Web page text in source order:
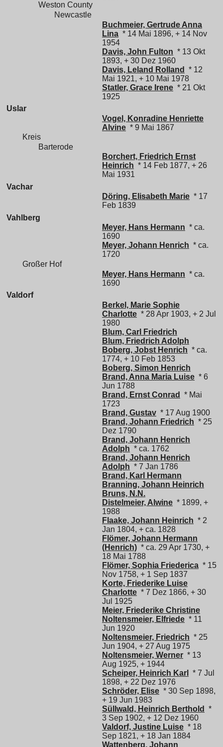
Weston County
Newcastle
Buchmeier, Gertrude Anna
Lina * 14 Mai 1896, + 14 Nov
1954
Davis, John Fulton * 13 Okt
1893, + 30 Dez 1960
Davis, Leland Rolland
* 12
Mai 1921, + 10 Mai 1978
Statler, Grace Irene * 21 Okt
1925
Uslar
Vogel, Konradine Henriette
Alvine * 9 Mai 1867
Kreis
Barterode
Borchert, Friedrich Ernst
Heinrich * 14 Feb 1877, + 26
Mai 1931
Vachar
Döring, Elisabeth Marie * 17
Feb 1839
Vahlberg
Meyer, Hans Hermann * ca.
1690
Meyer, Johann Henrich * ca.
1720
Großer Hof
Meyer, Hans Hermann * ca.
1690
Valdorf
Berkel, Marie Sophie
Charlotte * 28 Apr 1903, + 2 Jul
1980
Blum, Carl Friedrich
Blum, Friedrich Adolph
Boberg, Jobst Henrich * ca.
1774, + 10 Feb 1853
Boberg, Simon Henrich
Brand, Anna Maria Luise * 6
Jun 1788
Brand, Ernst Conrad
* Mai
1723
Brand, Gustav * 17 Aug 1900
Brand, Johann Friedrich * 25
Dez 1790
Brand, Johann Henrich
Adolph * ca. 1762
Brand, Johann Henrich
Adolph * 7 Jan 1786
Brand, Karl Hermann
Branning, Johann Heinrich
Bruns, N.N.
Distelmeier, Alwine * 1899, +
1988
Flaake, Johann Heinrich * 2
Jan 1804, + ca. 1828
Flömer, Johann Hermann
(Henrich) * ca. 29 Apr 1730, +
18 Mai 1788
Flömer, Sophia Friederica * 15
Nov 1758, + 1 Sep 1837
Korte, Friederike Luise
Charlotte * 7 Dez 1866, + 30
Jul 1925
Meier, Friederike Christine
Noltensmeier, Elfriede * 11
Jun 1920
Noltensmeier, Friedrich * 25
Jun 1904, + 27 Aug 1975
Noltensmeier, Werner * 13
Aug 1925, + 1944
Scheiper, Heinrich Karl
* 7 Jul
1898, + 22 Dez 1976
Schröder, Elise * 30 Sep 1898,
+ 19 Jun 1983
Süllwald, Heinrich Berthold
*
3 Sep 1902, + 12 Dez 1960
Valdorf, Justine Luise * 18
Sep 1821, + 18 Jan 1884
Wattenberg, Johann